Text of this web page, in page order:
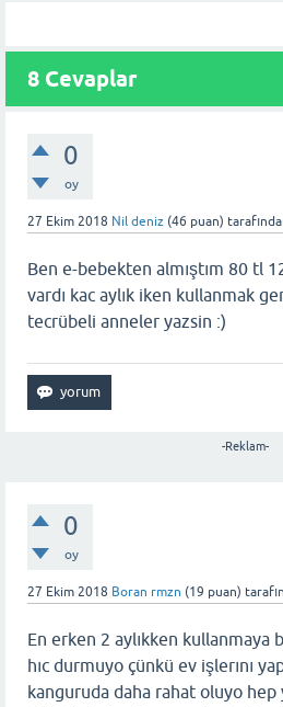
8 Cevaplar
0
oy
27 Ekim 2018 Nil deniz (46 puan)
Ben e-bebekten almıştım 80 tl
vardı kac aylık iken kullanmak
tecrübeli anneler yazsin :)
-Reklam-
0
oy
27 Ekim 2018 Boran rmzn (19 puan)
En erken 2 aylıkken kullanmaya
hıc durmuyo çünkü ev işlerını
kanguruda daha rahat oluyo hep